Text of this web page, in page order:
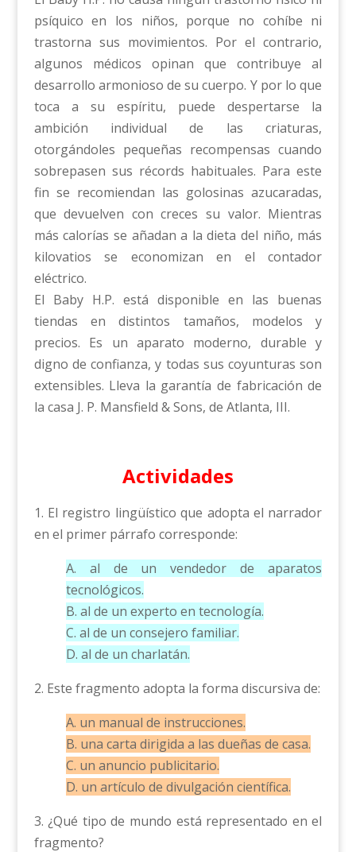
psíquico en los niños, porque no cohíbe ni
trastorna sus movimientos. Por el contrario,
algunos médicos opinan que contribuye al
desarrollo armonioso de su cuerpo. Y por lo que
toca a su espíritu, puede despertarse la
ambición individual de las criaturas,
otorgándoles pequeñas recompensas cuando
sobrepasen sus récords habituales. Para este
fin se recomiendan las golosinas azucaradas,
que devuelven con creces su valor. Mientras
más calorías se añadan a la dieta del niño, más
kilovatios se economizan en el contador
eléctrico.
El Baby H.P. está disponible en las buenas
tiendas en distintos tamaños, modelos y
precios. Es un aparato moderno, durable y
digno de confianza, y todas sus coyunturas son
extensibles. Lleva la garantía de fabricación de
la casa J. P. Mansfield & Sons, de Atlanta, III.
Actividades
1. El registro lingüístico que adopta el narrador
en el primer párrafo corresponde:
A. al de un vendedor de aparatos
tecnológicos.
B. al de un experto en tecnología.
C. al de un consejero familiar.
D. al de un charlatán.
2. Este fragmento adopta la forma discursiva de:
A. un manual de instrucciones.
B. una carta dirigida a las dueñas de casa.
C. un anuncio publicitario.
D. un artículo de divulgación científica.
3. ¿Qué tipo de mundo está representado en el
fragmento?